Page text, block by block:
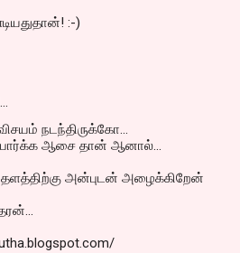
:-)
நடந்திருக்கோ...
பார்க்க ஆசை தான் ஆனால்...
அன்புடன் அழைக்கிறேன்